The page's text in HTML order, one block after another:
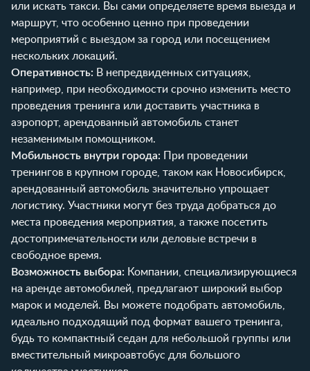
или искать такси. Вы сами определяете время выезда и
маршрут, что особенно ценно при проведении
мероприятий с выездом за город или посещением
нескольких локаций.
Оперативность: В непредвиденных ситуациях,
например, при необходимости срочно изменить место
проведения тренинга или доставить участника в
аэропорт, арендованный автомобиль станет
незаменимым помощником.
Мобильность внутри города: При проведении
тренингов в крупном городе, таком как Новосибирск,
арендованный автомобиль значительно упрощает
логистику. Участники могут без труда добраться до
места проведения мероприятия, а также посетить
достопримечательности или деловые встречи в
свободное время.
Возможность выбора: Компании, специализирующиеся
на аренде автомобилей, предлагают широкий выбор
марок и моделей. Вы можете подобрать автомобиль,
идеально подходящий под формат вашего тренинга,
будь то компактный седан для небольшой группы или
вместительный микроавтобус для большого